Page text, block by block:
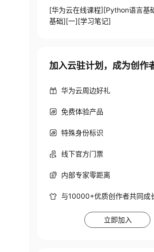
[华为云在线课程][Python语言基
基础][一][学习笔记]
加入云驻计划，成为创作
华为云周边好礼
免费体验产品
特殊身份标识
线下官方门票
内部专家零距离
与10000+优质创作者共同成
立即加入